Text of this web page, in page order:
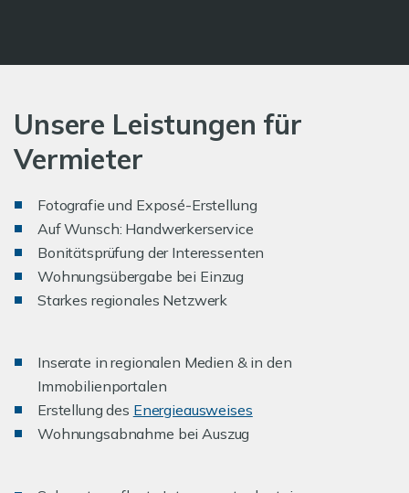
Unsere Leistungen für
Vermieter
Fotografie und Exposé-Erstellung
Auf Wunsch: Handwerkerservice
Bonitätsprüfung der Interessenten
Wohnungsübergabe bei Einzug
Starkes regionales Netzwerk
Inserate in regionalen Medien & in den
Immobilienportalen
Erstellung des Energieausweises
Wohnungsabnahme bei Auszug